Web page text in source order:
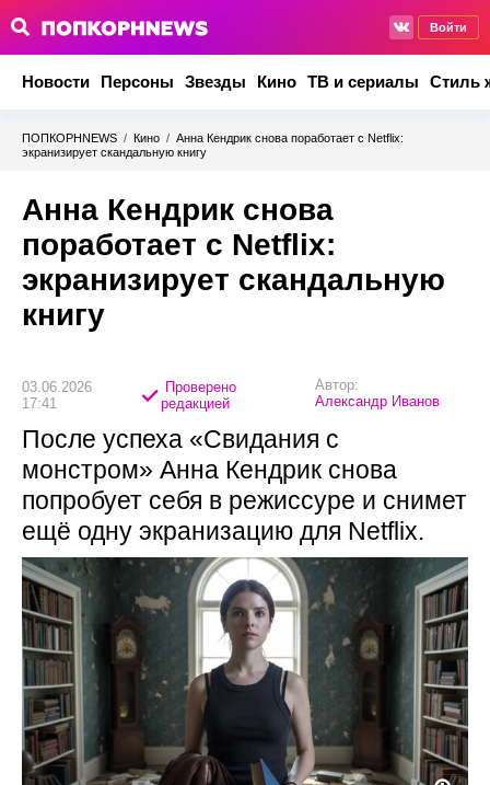
Войти
Новости Персоны Звезды Кино ТВ и сериалы Стиль
ПОПКОРНNEWS / Кино / Анна Кендрик снова поработает с Netflix:
экранизирует скандальную книгу
Анна Кендрик снова
поработает с Netflix:
экранизирует скандальную
книгу
03.06.2026
17:41
Проверено
редакцией
Автор:
Александр Иванов
После успеха «Свидания с
монстром» Анна Кендрик снова
попробует себя в режиссуре и снимет
ещё одну экранизацию для Netflix.